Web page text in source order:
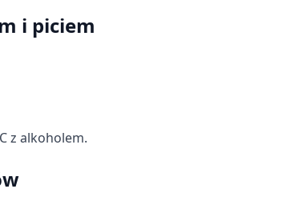
i piciem
z alkoholem.